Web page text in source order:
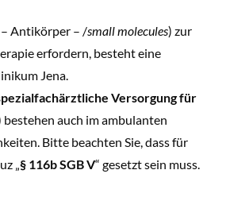
Antikörper – /small molecules) zur
erfordern, besteht eine
Jena.
Versorgung für
bestehen auch im ambulanten
Bitte beachten Sie, dass für
„ § 116b SGB V“ gesetzt sein muss.